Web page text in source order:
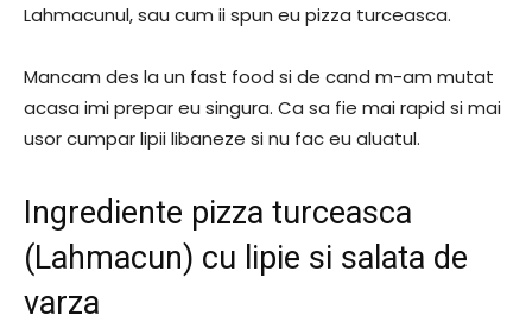
Lahmacunul, sau cum ii spun eu pizza turceasca.
Mancam des la un fast food si de cand m-am mutat
acasa imi prepar eu singura. Ca sa fie mai rapid si mai
usor cumpar lipii libaneze si nu fac eu aluatul.
Ingrediente pizza turceasca
(Lahmacun) cu lipie si salata de
varza